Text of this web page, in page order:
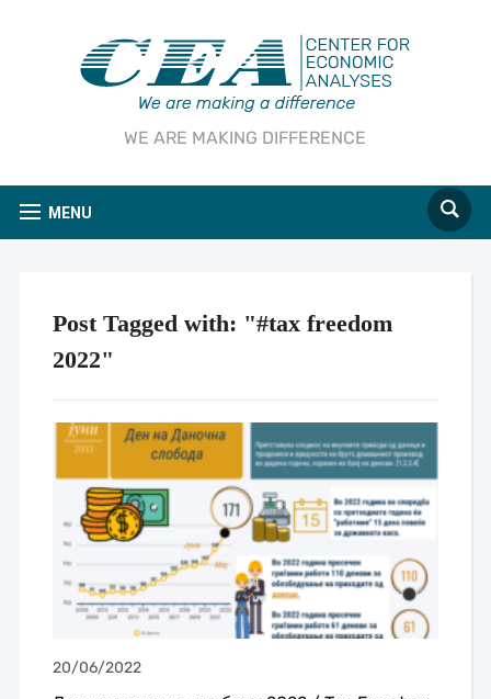
WE ARE MAKING DIFFERENCE
MENU
Post Tagged with: "#tax freedom
2022"
20/06/2022